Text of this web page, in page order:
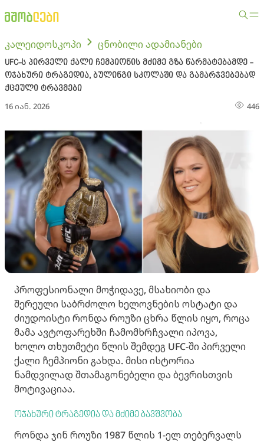
კალეიდოსკოპი ცნობილი ადამიანები
UFC-ს პირველი ქალი ჩემპიონის მძიმე გზა წარმატებამდე -
ოჯახური ტრაგედია, ბულინგი სკოლაში და გამარჯვებებად
ქცეული ტრავმები
16 იან. 2026 446
პროფესიონალი მოჭიდავე, მსახიობი და
შერეული საბრძოლო ხელოვნების ოსტატი და
ძიუდოისტი რონდა როუზი ცხრა წლის იყო, როცა
მამა ავტოფარეხში ჩამომხრჩვალი იპოვა,
ხოლო თხუთმეტი წლის შემდეგ UFC-ში პირველი
ქალი ჩემპიონი გახდა. მისი ისტორია
ნამდვილად შთამაგონებელი და ბევრისთვის
მოტივაციაა.
ოჯახური ტრაგედია და მძიმე ბავშვობა
რონდა ჯინ როუზი 1987 წლის 1-ელ თებერვალს